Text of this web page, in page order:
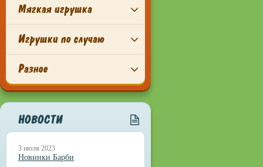
Мягкая игрушка
Игрушки по случаю
Разное
НОВОСТИ
3 июля 2023
Новинки Барби